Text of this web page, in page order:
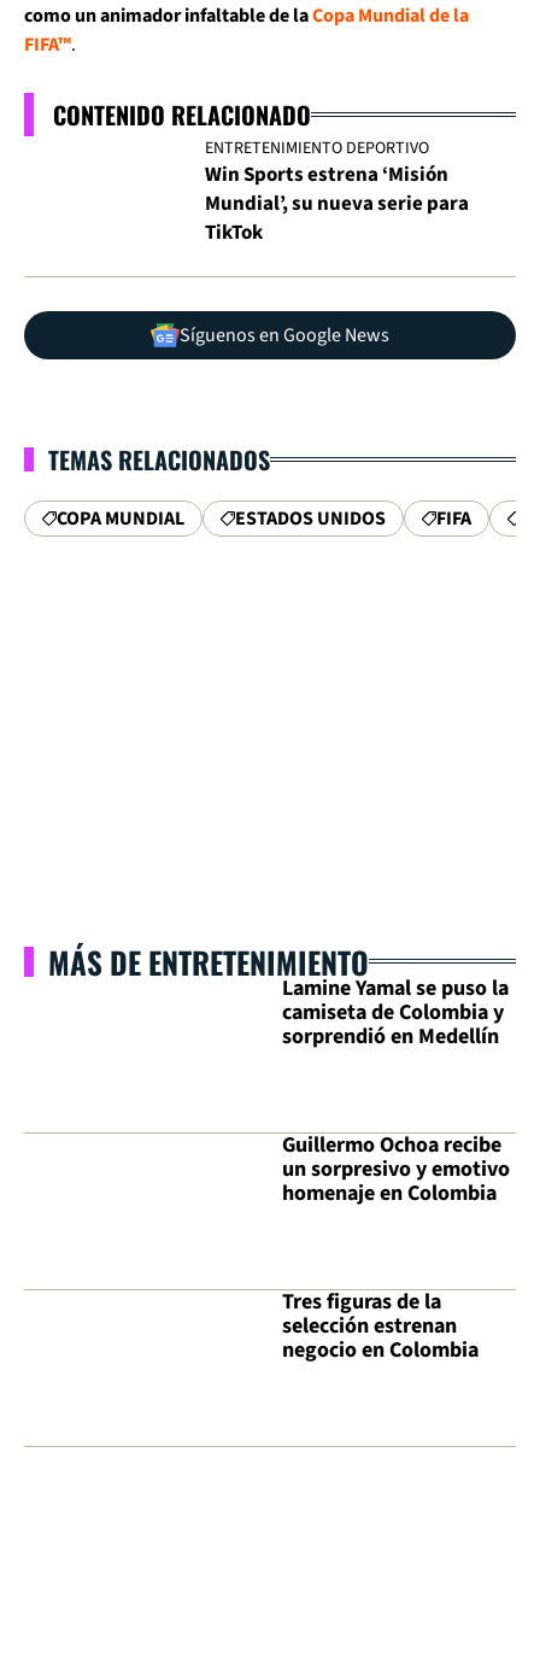
como un animador infaltable de laCopa Mundial de la
FIFA™.
CONTENIDO RELACIONADO
ENTRETENIMIENTO DEPORTIVO
Win Sports estrena ‘Misión
Mundial’, su nueva serie para
TikTok
Síguenos en Google News
TEMAS RELACIONADOS
COPA MUNDIAL ESTADOS UNIDOS FIFA
MÁS DE ENTRETENIMIENTO
Lamine Yamal se puso la
camiseta de Colombia y
sorprendió en Medellín
Guillermo Ochoa recibe
un sorpresivo y emotivo
homenaje en Colombia
Tres figuras de la
selección estrenan
negocio en Colombia